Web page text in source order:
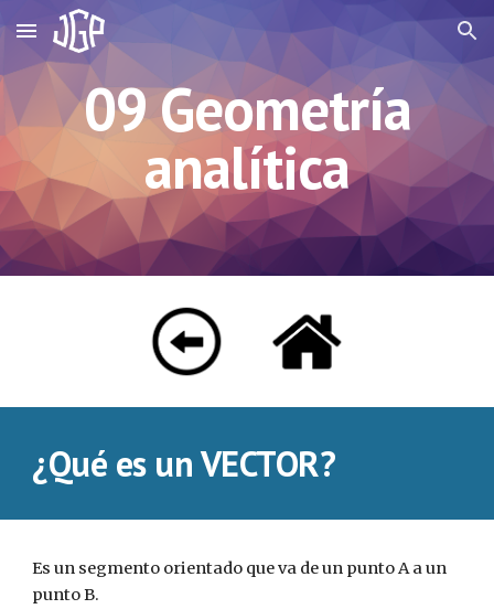
Skip to main content Skip to navigation
09 Geometría
analítica
¿Qué es un VECTOR?
Es un segmento orientado que va de un punto A a un
punto B.